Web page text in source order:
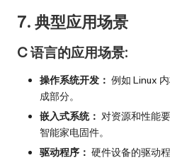
7. 典型应用场景
C 语言的应用场景:
操作系统开发： 例如 Linux
成部分。
嵌入式系统： 对资源和性能
智能家电固件。
驱动程序： 硬件设备的驱动程